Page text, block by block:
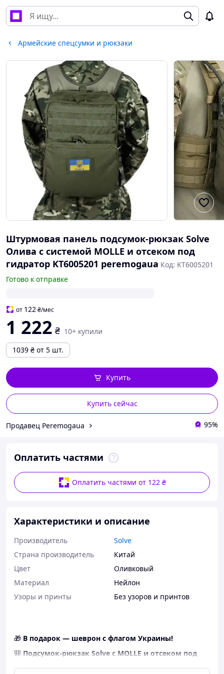
Армейские спецсумки и рюкзаки
Штурмовая панель подсумок-рюкзак Solve
Олива с системой MOLLE и отсеком под
гидратор KT6005201 peremogaua Код: KT6005201
Готово к отправке
от 122₴/мес
1 222 ₴ 10+ купили
1039 ₴ от 5 шт.
Купить сейчас
Купить
Продавец Peremogaua 95%
Оплатить частями
Оплатить частями от 122 ₴
Характеристики и описание
Производитель
Solve
Страна производитель
Китай
Цвет
Оливковый
Материал
Нейлон
Узоры и принты
Без узоров и принтов
🎁 В подарок — шеврон с флагом Украины!
🎒 Подсумок-рюкзак Solve с MOLLE и отсеком под